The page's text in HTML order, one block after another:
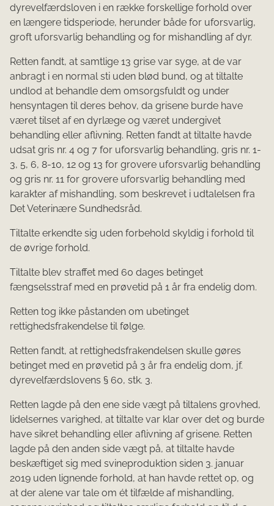
dyrevelfærdsloven i en række forskellige forhold over
en længere tidsperiode, herunder både for uforsvarlig,
groft uforsvarlig behandling og for mishandling af dyr.
Retten fandt, at samtlige 13 grise var syge, at de var
anbragt i en normal sti uden blød bund, og at tiltalte
undlod at behandle dem omsorgsfuldt og under
hensyntagen til deres behov, da grisene burde have
været tilset af en dyrlæge og været undergivet
behandling eller aflivning. Retten fandt at tiltalte havde
udsat gris nr. 4 og 7 for uforsvarlig behandling, gris nr. 1-
3, 5, 6, 8-10, 12 og 13 for grovere uforsvarlig behandling
og gris nr. 11 for grovere uforsvarlig behandling med
karakter af mishandling, som beskrevet i udtalelsen fra
Det Veterinære Sundhedsråd.
Tiltalte erkendte sig uden forbehold skyldig i forhold til
de øvrige forhold.
Tiltalte blev straffet med 60 dages betinget
fængselsstraf med en prøvetid på 1 år fra endelig dom.
Retten tog ikke påstanden om ubetinget
rettighedsfrakendelse til følge.
Retten fandt, at rettighedsfrakendelsen skulle gøres
betinget med en prøvetid på 3 år fra endelig dom, jf.
dyrevelfærdslovens § 60, stk. 3.
Retten lagde på den ene side vægt på tiltalens grovhed,
lidelsernes varighed, at tiltalte var klar over det og burde
have sikret behandling eller aflivning af grisene. Retten
lagde på den anden side vægt på, at tiltalte havde
beskæftiget sig med svineproduktion siden 3. januar
2019 uden lignende forhold, at han havde rettet op, og
at der alene var tale om ét tilfælde af mishandling,